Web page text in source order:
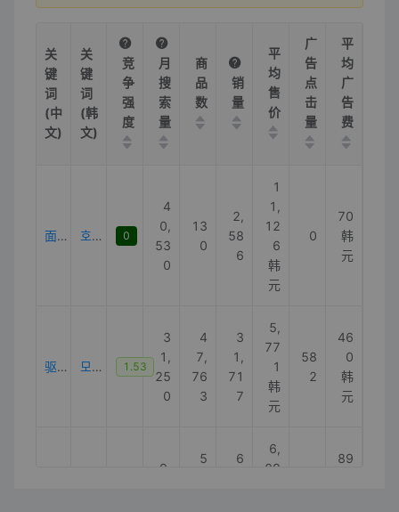
关
键
词
(中
文)
关
键
词
(韩
文)
竞
争
强
度
月
搜
索
量
商
品
数
销
量
平
均
售
价
广
告
点
击
量
平
均
广
告
费
面包超人蚊贴 호빵맨모기패치 0
4
0,
53
0
13
0
2,
58
6
1
1,
12
6
韩
元
0
70
韩
元
驱蚊贴 모기패치 1.53
3
1,
25
0
4
7,
76
3
3
1,
71
7
5,
77
1
韩
元
58
2
46
0
韩
元
9,
5
6
6,
09
89